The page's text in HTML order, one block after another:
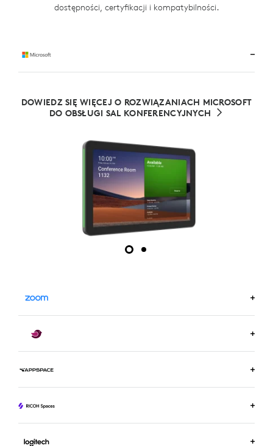
dostępności, certyfikacji i kompatybilności.
DOWIEDZ SIĘ WIĘCEJ O ROZWIĄZANIACH MICROSOFT
DO OBSŁUGI SAL KONFERENCYJNYCH